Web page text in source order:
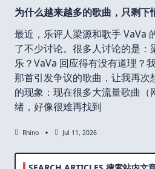
为什么越来越多的歌曲，只剩下
最近，乐评人梁源和歌手 VaVa
了不少讨论。很多人讨论的是：
乐？VaVa 回应得有没有道理？
那首引发争议的歌曲，让我再次
的现象：现在很多大流量歌曲
绪，好像很难再找到
Rhino Jul 11, 2026